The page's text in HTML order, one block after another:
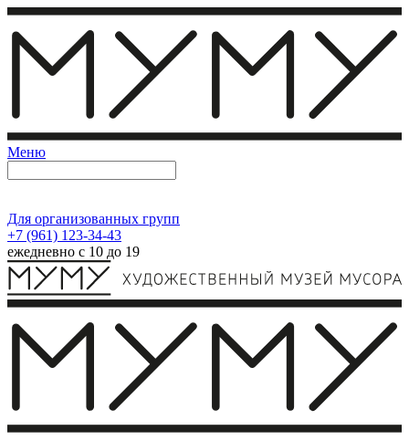
Меню
Для организованных групп
+7 (961) 123-34-43
ежедневно с 10 до 19